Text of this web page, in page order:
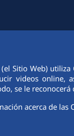
(el Sitio Web)
videos online,
se le
acerca de las